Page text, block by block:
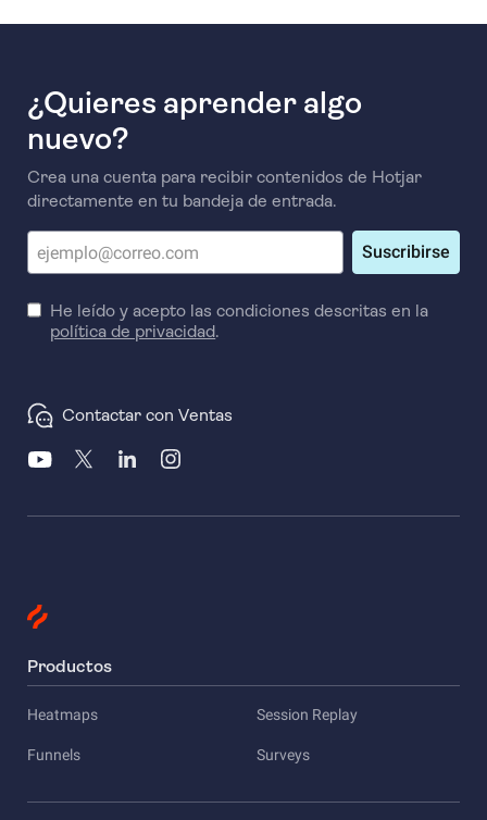
¿Quieres aprender algo
nuevo?
Crea una cuenta para recibir contenidos de Hotjar
directamente en tu bandeja de entrada.
Suscribirse
He leído y acepto las condiciones descritas en la
política de privacidad.
Contactar con Ventas
Productos
Heatmaps Session Replay
Funnels Surveys